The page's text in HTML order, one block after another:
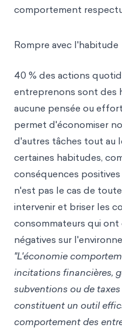
comportement
Rompre avec l'habitude
40 % des actions
entreprenons sont des
aucune pensée ou
permet d'économiser
d'autres tâches tout au
certaines habitudes,
conséquences
n'est pas le cas de
intervenir et briser les
consommateurs qui
négatives sur
"L'économie
incitations financières,
subventions ou de
constituent un outil
comportement des